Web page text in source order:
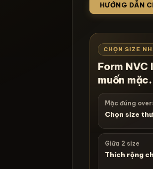
HƯỚNG DẪN
CHỌN SIZE
Form NVC
muốn mặc.
Mặc đúng
Chọn size
Giữa 2 size
Thích rộng